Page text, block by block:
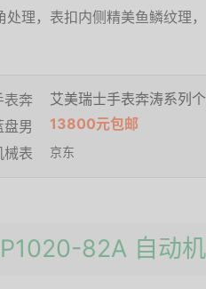
处理，表扣内侧精美鱼鳞纹理
艾美瑞士手表奔涛系列
13800元包邮
京东
82A 自动